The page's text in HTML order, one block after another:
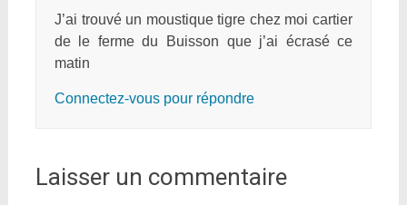
J’ai trouvé un moustique tigre chez moi cartier
de le ferme du Buisson que j’ai écrasé ce
matin
Connectez-vous pour répondre
Laisser un commentaire